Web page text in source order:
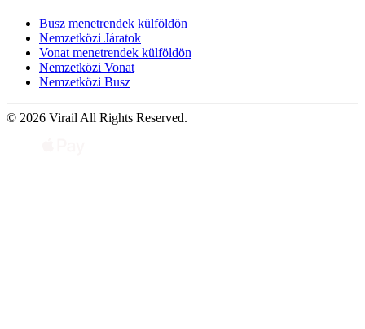
Busz menetrendek külföldön
Nemzetközi Járatok
Vonat menetrendek külföldön
Nemzetközi Vonat
Nemzetközi Busz
© 2026 Virail All Rights Reserved.